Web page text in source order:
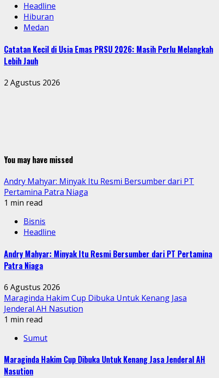
Headline
Hiburan
Medan
Catatan Kecil di Usia Emas PRSU 2026: Masih Perlu Melangkah
Lebih Jauh
2 Agustus 2026
You may have missed
Andry Mahyar: Minyak Itu Resmi Bersumber dari PT
Pertamina Patra Niaga
1 min read
Bisnis
Headline
Andry Mahyar: Minyak Itu Resmi Bersumber dari PT Pertamina
Patra Niaga
6 Agustus 2026
Maraginda Hakim Cup Dibuka Untuk Kenang Jasa
Jenderal AH Nasution
1 min read
Sumut
Maraginda Hakim Cup Dibuka Untuk Kenang Jasa Jenderal AH
Nasution